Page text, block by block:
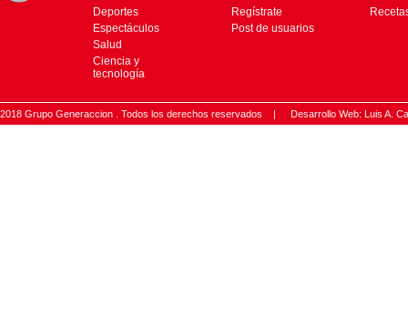
Deportes
Espectáculos
Salud
Ciencia y
tecnología
Regístrate
Post de usuarios
2018 Grupo Generaccion . Todos los derechos reservados | Desarrollo Web: Luis